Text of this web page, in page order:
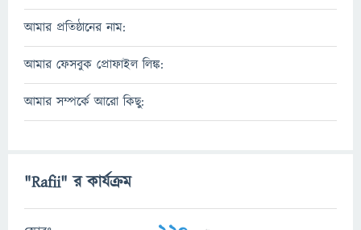
আমার প্রতিষ্ঠানের নাম:
আমার ফেসবুক প্রোফাইল লিঙ্ক:
আমার সম্পর্কে আরো কিছু:
"Rafii" র কার্যক্রম